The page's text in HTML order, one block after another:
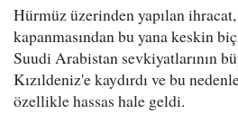
Hürmüz üzerinden yapılan
kapanmasından bu yana keskin
Suudi Arabistan sevkiyatlarının
Kızıldeniz'e kaydırdı ve bu
özellikle hassas hale geldi.